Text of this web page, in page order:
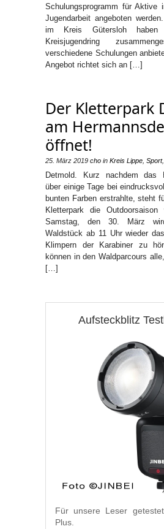
Schulungsprogramm für Aktive
Jugendarbeit angeboten
im Kreis Gütersloh
Kreisjugendring
verschiedene Schulungen
Angebot richtet sich an […]
Der Kletterpark
am
öffnet!
25. März 2019 cho in Kreis Lippe Sport,
Detmold. Kurz nachdem das
über einige Tage bei
bunten Farben erstrahlte, steht
Kletterpark die
Samstag, den 30. März
Waldstück ab 11 Uhr wieder
Klimpern der Karabiner zu
können in den Waldparcours
[…]
Aufsteckblitz
Für unsere Leser
Plus.